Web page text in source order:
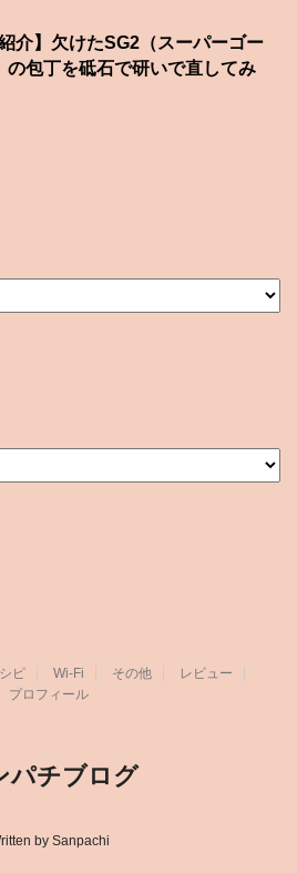
紹介】欠けたSG2（スーパーゴー
の包丁を砥石で研いで直してみ
ピ Wi-Fi その他
レビュー
プロフィール
パチブログ
by Sanpachi